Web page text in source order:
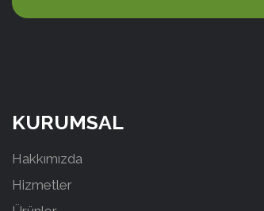
KURUMSAL
Hakkımızda
Hizmetler